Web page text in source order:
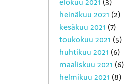
heinäkuu 2021 (2)
kesäkuu 2021 (7)
toukokuu 2021 (5)
huhtikuu 2021 (6)
maaliskuu 2021 (6)
helmikuu 2021 (8)